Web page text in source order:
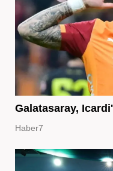
Galatasaray,
Haber7